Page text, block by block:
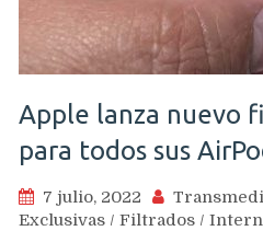
Apple lanza nuevo
para todos sus
7 julio, 2022
Exclusivas / Filtrados /